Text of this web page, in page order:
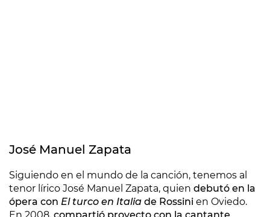
José Manuel Zapata
Siguiendo en el mundo de la canción, tenemos al
tenor lírico José Manuel Zapata, quien debutó en la
ópera con El turco en Italia de Rossini en Oviedo.